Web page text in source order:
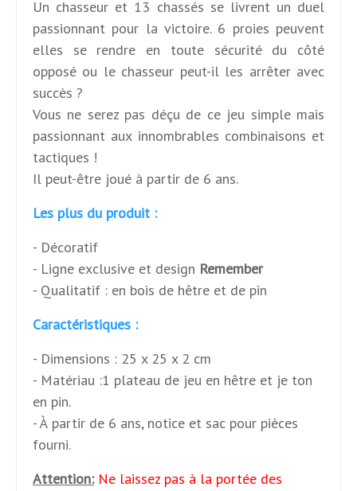
Un chasseur et 13 chassés se livrent un duel
passionnant pour la victoire. 6 proies peuvent
elles se rendre en toute sécurité du côté
opposé ou le chasseur peut-il les arrêter avec
succès ?
Vous ne serez pas déçu de ce jeu simple mais
passionnant aux innombrables combinaisons et
tactiques !
Il peut-être joué à partir de 6 ans.
Les plus du produit :
- Décoratif
- Ligne exclusive et design Remember
- Qualitatif : en bois de hêtre et de pin
Caractéristiques :
- Dimensions : 25 x 25 x 2 cm
- Matériau :1 plateau de jeu en hêtre et je ton
en pin.
-À partir de 6 ans, notice et sac pour pièces
fourni.
Attention:Ne laissez pas à la portée des